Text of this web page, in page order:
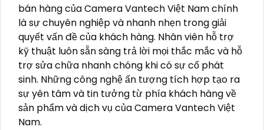
bán hàng của Camera Vantech Việt Nam chính
là sự chuyên nghiệp và nhanh nhẹn trong giải
quyết vấn đề của khách hàng. Nhân viên hỗ trợ
kỹ thuật luôn sẵn sàng trả lời mọi thắc mắc và hỗ
trợ sửa chữa nhanh chóng khi có sự cố phát
sinh. Những công nghệ ấn tượng tích hợp tạo ra
sự yên tâm và tin tưởng từ phía khách hàng về
sản phẩm và dịch vụ của Camera Vantech Việt
Nam.